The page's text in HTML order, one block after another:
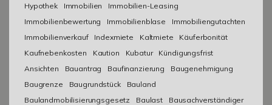
Hypothek
Immobilien
Immobilien-Leasing
Immobilienbewertung
Immobilienblase
Immobiliengutachten
Immobilienverkauf
Indexmiete Kaltmiete
Käuferbonität
Kaufnebenkosten
Kaution Kubatur
Kündigungsfrist
Ansichten
Bauantrag Baufinanzierung
Baugenehmigung
Baugrenze
Baugrundstück
Bauland
Baulandmobilisierungsgesetz
Baulast
Bausachverständiger